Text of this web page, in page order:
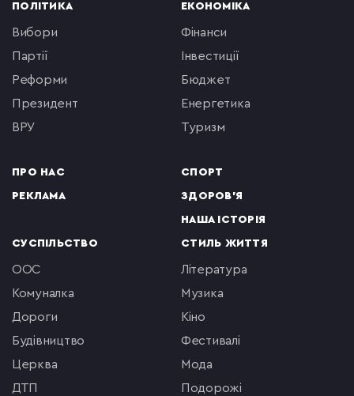
ПОЛІТИКА
вибори
партії
реформи
президент
ВРУ
ПРО НАС
РЕКЛАМА
ЕКОНОМІКА
фінанси
інвестиції
бюджет
енергетика
туризм
СПОРТ
ЗДОРОВ'Я
НАША ІСТОРІЯ
СУСПІЛЬСТВО
ООС
комуналка
Дороги
будівництво
церква
ДТП
СТИЛЬ ЖИТТЯ
література
музика
кіно
фестивалі
мода
подорожі